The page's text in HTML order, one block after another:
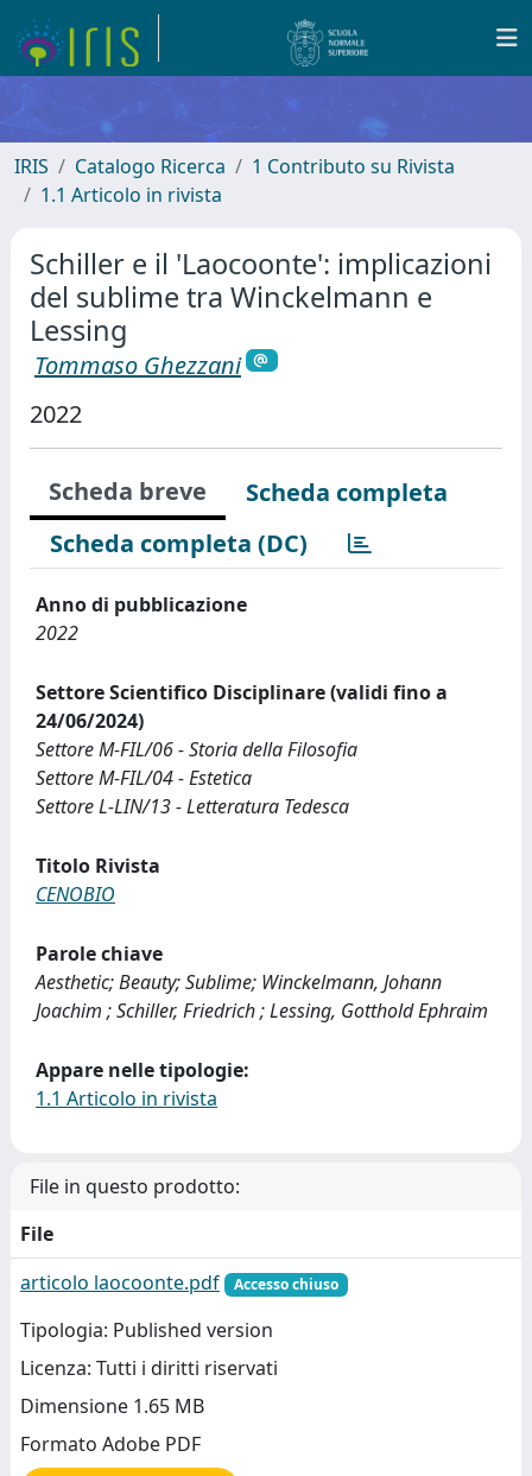
IRIS Catalogo Ricerca
1 Contributo su Rivista
1.1 Articolo in rivista
Schiller e il 'Laocoonte': implicazioni
del sublime tra Winckelmann e
Lessing
Tommaso Ghezzani
2022
Scheda breve
Scheda completa
Scheda completa (DC)
Anno di pubblicazione
2022
Settore Scientifico Disciplinare (validi fino a
24/06/2024)
Settore M-FIL/06 - Storia della Filosofia
Settore M-FIL/04 - Estetica
Settore L-LIN/13 - Letteratura Tedesca
Titolo Rivista
CENOBIO
Parole chiave
Aesthetic; Beauty; Sublime; Winckelmann, Johann
Joachim ; Schiller, Friedrich ; Lessing, Gotthold Ephraim
Appare nelle tipologie:
1.1 Articolo in rivista
File in questo prodotto:
File
articolo laocoonte.pdf
Accesso chiuso
Tipologia: Published version
Licenza: Tutti i diritti riservati
Dimensione 1.65 MB
Formato Adobe PDF